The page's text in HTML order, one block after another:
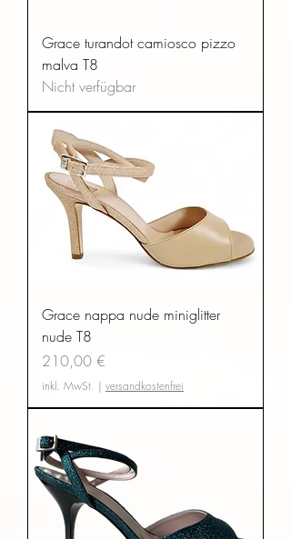
Grace turandot camiosco pizzo
malva T8
Nicht verfügbar
Grace nappa nude miniglitter
nude T8
Preis
210,00 €
inkl. MwSt. | versandkostenfrei